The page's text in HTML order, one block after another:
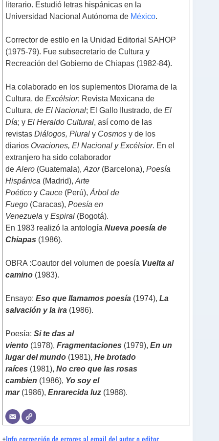
literario. Estudió letras hispánicas en la
Universidad Nacional Autónoma de México.
Corrector de estilo en la Unidad Editorial SAHOP
(1975-79). Fue subsecretario de Cultura y
Recreación del Gobierno de Chiapas (1982-84).
Ha colaborado en los suplementos Diorama de la
Cultura, de Excélsior; Revista Mexicana de
Cultura, de El Nacional; El Gallo Ilustrado, de El
Día; y El Heraldo Cultural, así como de las
revistas Diálogos, Plural y Cosmos y de los
diarios Ovaciones, El Nacional y Excélsior. En el
extranjero ha sido colaborador
de Alero (Guatemala), Azor(Barcelona), Poesía
Hispánica (Madrid), Arte
Poético y Cauce (Perú), Árbol de
Fuego (Caracas), Poesía en
Venezuela y Espiral (Bogotá).
En 1983 realizó la antología Nueva poesía de
Chiapas (1986).
OBRA :Coautor del volumen de poesía Vuelta al
camino (1983).
Ensayo: Eso que llamamos poesía (1974), La
salvación y la ira (1986).
Poesía: Si te das al
viento (1978), Fragmentaciones (1979), En un
lugar del mundo (1981), He brotado
raíces (1981), No creo que las rosas
cambien (1986), Yo soy el
mar(1986), Enrarecida luz (1988).